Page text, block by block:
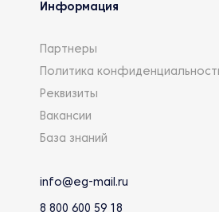
Информация
Партнеры
Политика
Реквизиты
Вакансии
База знаний
info@eg-mail.ru
8 800 600 59 18